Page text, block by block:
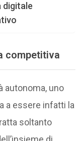
digitale
competitiva
autonoma, uno
a essere infatti la
soltanto